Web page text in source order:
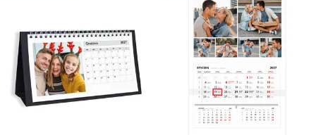
Fotografie
Naklejki i
naprasowanki
ślubu
na rozpoczęcie
szkoły
psów
dla brata